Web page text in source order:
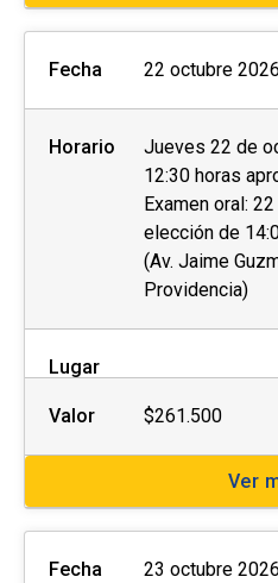
Fecha 22 octubre
Horario
Jueves 22 de
12:30 horas
Examen oral:
elección de
(Av. Jaime
Providencia)
Lugar
Valor $261.500
Ver
Fecha 23 octubre